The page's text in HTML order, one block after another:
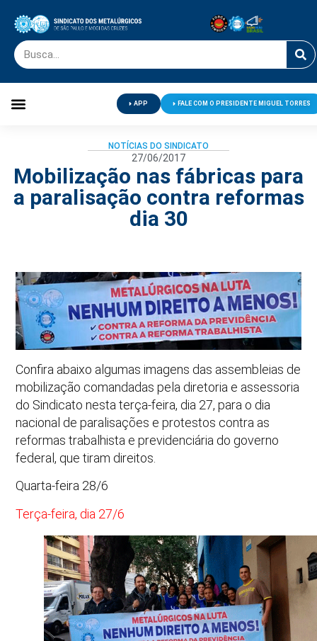
APP FALE COM O PRESIDENTE MIGUEL TORRES
NOTÍCIAS DO SINDICATO
27/06/2017
Mobilização nas fábricas para
a paralisação contra reformas
dia 30
Confira abaixo algumas imagens das assembleias de
mobilização comandadas pela diretoria e assessoria
do Sindicato nesta terça-feira, dia 27, para o dia
nacional de paralisações e protestos contra as
reformas trabalhista e previdenciária do governo
federal, que tiram direitos.
Quarta-feira 28/6
Terça-feira, dia 27/6